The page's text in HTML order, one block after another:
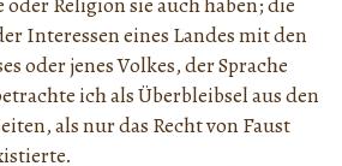
Interessen eines Landes mit den
oder jenes Volkes, der Sprache
ich als Überbleibsel aus den
als nur das Recht von Faust